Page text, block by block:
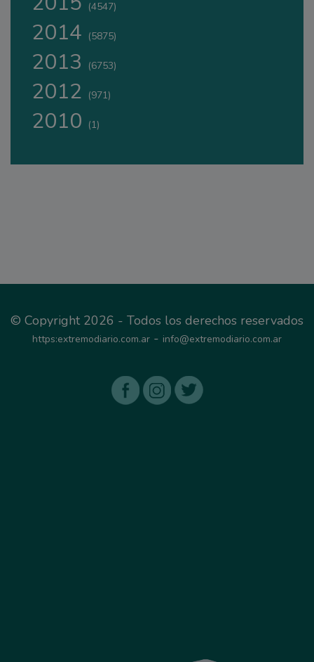
(4547)
2014 (5875)
2013 (6753)
2012 (971)
2010 (1)
© Copyright 2026 - Todos los derechos reservados
https:extremodiario.com.ar - info@extremodiario.com.ar